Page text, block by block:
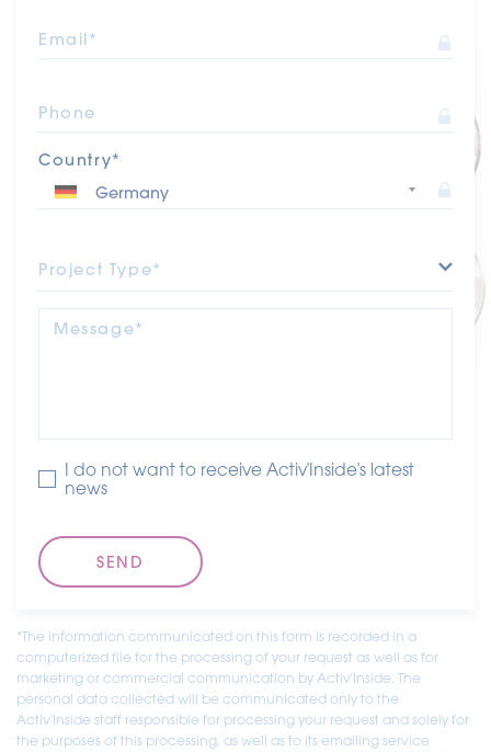
Email*
Phone
Country*
Project Type*
Message*
I do not want to receive Activ'Inside's latest
news
*The information communicated on this form is recorded in a
computerized file for the processing of your request as well as for
marketing or commercial communication by Activ'Inside. The
personal data collected will be communicated only to the
Activ'Inside staff responsible for processing your request and solely for
the purposes of this processing, as well as to its emailing service